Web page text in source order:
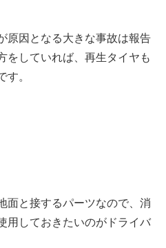
原因となる大きな事故は報告
をしていれば、再生タイヤも
。
面と接するパーツなので、消
用しておきたいのがドライバ